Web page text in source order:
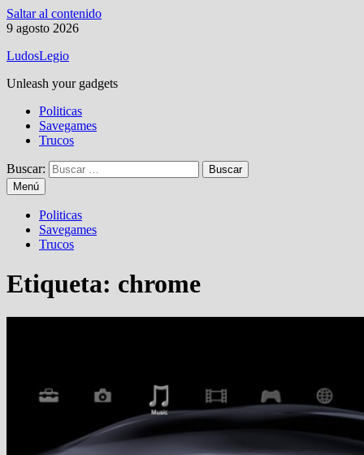
Saltar al contenido
9 agosto 2026
LudosLegio
Unleash your gadgets
Politicas
Savegames
Trucos
Buscar:
Menú
Politicas
Savegames
Trucos
Etiqueta: chrome